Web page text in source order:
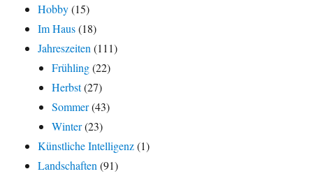
Hobby(15)
Im Haus(18)
Jahreszeiten (111)
Frühling(22)
Herbst(27)
Sommer(43)
Winter(23)
Künstliche Intelligenz(1)
Landschaften (91)